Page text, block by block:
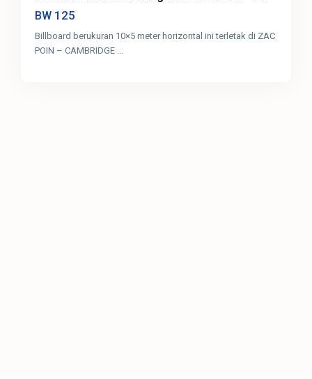
BW 125
Billboard berukuran 10×5 meter horizontal ini terletak di ZAC
POIN – CAMBRIDGE ...